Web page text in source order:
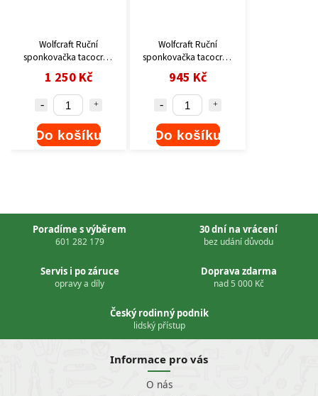
Wolfcraft Ruční
sponkovačka tacocraft
M 14 7081000
1 250 Kč
Do košíku
Wolfcraft Ruční
sponkovačka tacocraft
P 14 7079000
945 Kč
Do košíku
Poradíme s výběrem
601 282 179
30 dní na vrácení
bez udání důvodu
Servis i po záruce
opravy a díly
Doprava zdarma
nad 5 000 Kč
Český rodinný podnik
lidský přístup
Informace pro vás
O nás